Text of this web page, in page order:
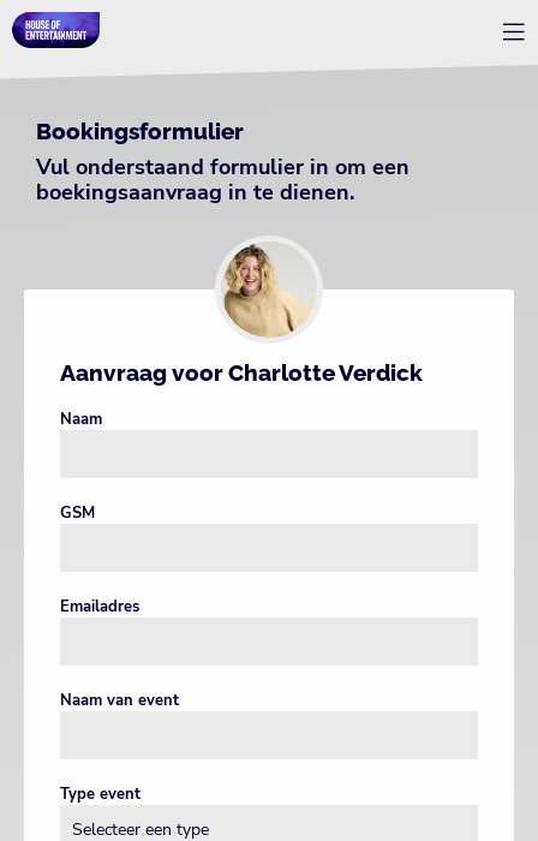
Bookingsformulier
Vul onderstaand formulier in om een
boekingsaanvraag in te dienen.
Aanvraag voor Charlotte Verdick
Naam
GSM
Emailadres
Naam van event
Type event